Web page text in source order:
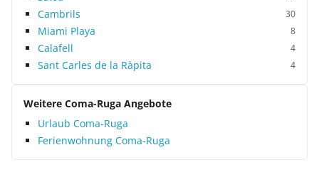
Cambrils 30
Miami Playa 8
Calafell 4
Sant Carles de la Ràpita 4
Weitere Coma-Ruga Angebote
Urlaub Coma-Ruga
Ferienwohnung Coma-Ruga